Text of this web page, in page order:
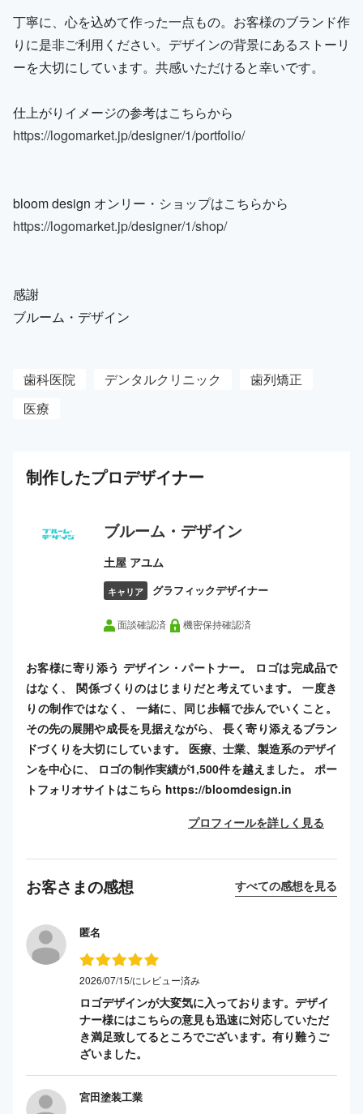
丁寧に、心を込めて作った一点もの。お客様のブランド作
りに是非ご利用ください。デザインの背景にあるストーリ
ーを大切にしています。共感いただけると幸いです。
仕上がりイメージの参考はこちらから
https://logomarket.jp/designer/1/portfolio/
bloom design オンリー・ショップはこちらから
https://logomarket.jp/designer/1/shop/
感謝
ブルーム・デザイン
歯科医院 デンタルクリニック
歯列矯正
医療
制作したプロデザイナー
ブルーム・デザイン
土屋 アユム
キャリア グラフィックデザイナー
面談確認済 機密保持確認済
お客様に寄り添う デザイン・パートナー。 ロゴは完成品で
はなく、 関係づくりのはじまりだと考えています。 一度き
りの制作ではなく、 一緒に、同じ歩幅で歩んでいくこと。
その先の展開や成長を見据えながら、 長く寄り添えるブラン
ドづくりを大切にしています。 医療、士業、製造系のデザイ
ンを中心に、 ロゴの制作実績が1,500件を越えました。 ポー
トフォリオサイトはこちら https://bloomdesign.in
プロフィールを詳しく見る
お客さまの感想 すべての感想を見る
匿名
2026/07/15/にレビュー済み
ロゴデザインが大変気に入っております。デザイ
ナー様にはこちらの意見も迅速に対応していただ
き満足致してるところでございます。有り難うご
ざいました。
宮田塗装工業